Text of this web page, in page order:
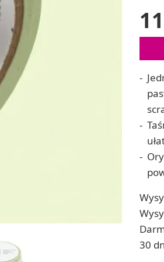
ręcznych
Dodatki: barwniki
RZEŹBA, GLINY I
Tworzenie z
Modelowanie dla
30